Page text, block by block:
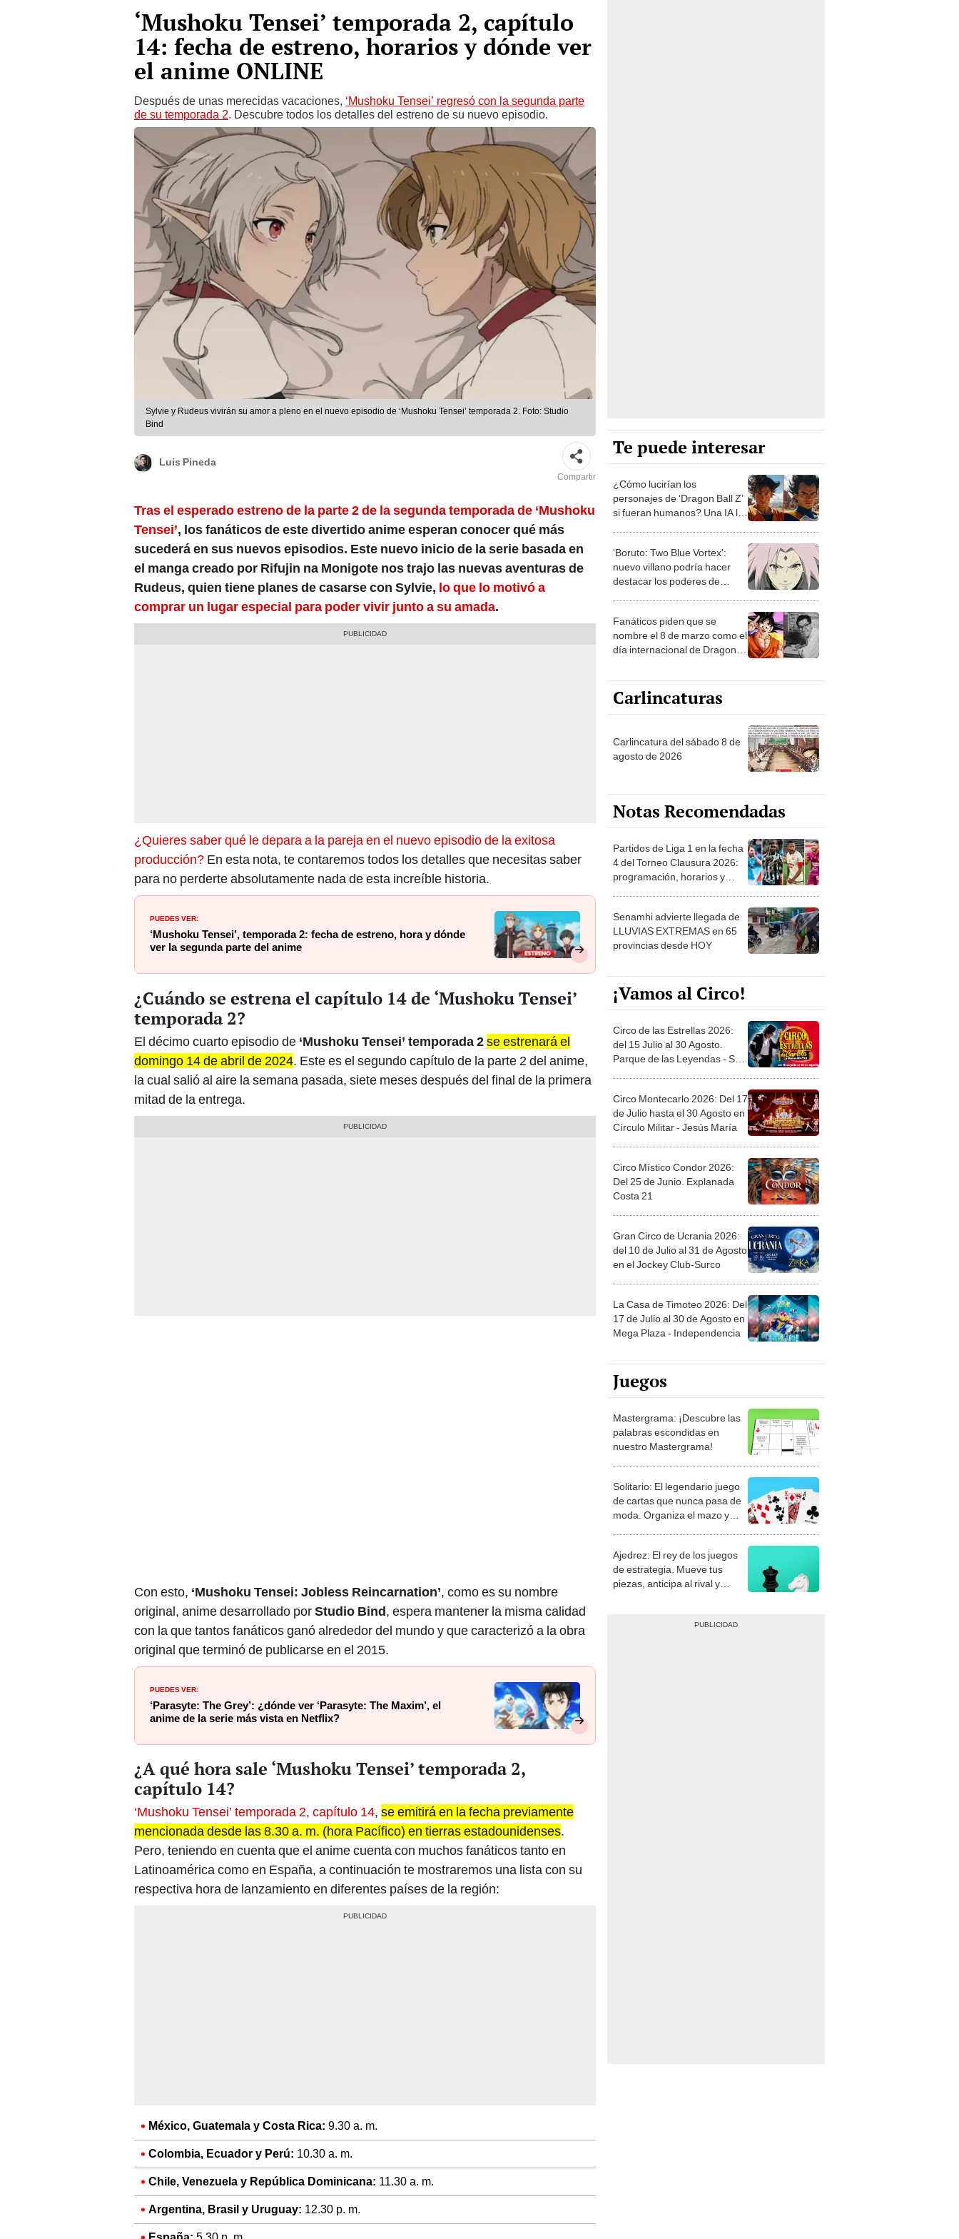
‘Mushoku Tensei’ temporada 2, capítulo
14: fecha de estreno, horarios y dónde ver
el anime ONLINE
Después de unas merecidas vacaciones, ‘Mushoku Tensei’ regresó con la segunda parte
de su temporada 2. Descubre todos los detalles del estreno de su nuevo episodio.
Sylvie y Rudeus vivirán su amor a pleno en el nuevo episodio de ‘Mushoku Tensei’ temporada 2. Foto: Studio
Bind
Luis Pineda
Compartir
Tras el esperado estreno de la parte 2 de la segunda temporada de ‘Mushoku
Tensei’, los fanáticos de este divertido anime esperan conocer qué más
sucederá en sus nuevos episodios. Este nuevo inicio de la serie basada en
el manga creado por Rifujin na Monigote nos trajo las nuevas aventuras de
Rudeus, quien tiene planes de casarse con Sylvie, lo que lo motivó a
comprar un lugar especial para poder vivir junto a su amada.
¿Quieres saber qué le depara a la pareja en el nuevo episodio de la exitosa
producción? En esta nota, te contaremos todos los detalles que necesitas saber
para no perderte absolutamente nada de esta increíble historia.
PUEDES VER:
‘Mushoku Tensei’, temporada 2: fecha de estreno, hora y dónde
ver la segunda parte del anime
¿Cuándo se estrena el capítulo 14 de ‘Mushoku Tensei’
temporada 2?
El décimo cuarto episodio de ‘Mushoku Tensei’ temporada 2se estrenará el
domingo 14 de abril de 2024. Este es el segundo capítulo de la parte 2 del anime,
la cual salió al aire la semana pasada, siete meses después del final de la primera
mitad de la entrega.
Con esto, ‘Mushoku Tensei: Jobless Reincarnation’, como es su nombre
original, anime desarrollado porStudio Bind, espera mantener la misma calidad
con la que tantos fanáticos ganó alrededor del mundo y que caracterizó a la obra
original que terminó de publicarse en el 2015.
PUEDES VER:
‘Parasyte: The Grey’: ¿dónde ver ‘Parasyte: The Maxim’, el
anime de la serie más vista en Netflix?
¿A qué hora sale ‘Mushoku Tensei’ temporada 2,
capítulo 14?
‘Mushoku Tensei’ temporada 2, capítulo 14, se emitirá en la fecha previamente
mencionada desde las 8.30 a. m. (hora Pacífico) en tierras estadounidenses.
Pero, teniendo en cuenta que el anime cuenta con muchos fanáticos tanto en
Latinoamérica como en España, a continuación te mostraremos una lista con su
respectiva hora de lanzamiento en diferentes países de la región:
México, Guatemala y Costa Rica: 9.30 a. m.
Colombia, Ecuador y Perú: 10.30 a. m.
Chile, Venezuela y República Dominicana: 11.30 a. m.
Argentina, Brasil y Uruguay: 12.30 p. m.
Te puede interesar
¿Cómo lucirían los
personajes de ‘Dragon Ball Z’
si fueran humanos? Una IA lo
'Boruto: Two Blue Vortex':
nuevo villano podría hacer
destacar los poderes de
Fanáticos piden que se
nombre el 8 de marzo como el
día internacional de Dragon
Carlincaturas
Carlincatura del sábado 8 de
agosto de 2026
Notas Recomendadas
Partidos de Liga 1 en la fecha
4 del Torneo Clausura 2026:
programación, horarios y
Senamhi advierte llegada de
LLUVIAS EXTREMAS en 65
provincias desde HOY
¡Vamos al Circo!
Circo de las Estrellas 2026:
del 15 Julio al 30 Agosto.
Parque de las Leyendas - San
Circo Montecarlo 2026: Del 17
de Julio hasta el 30 Agosto en
Círculo Militar - Jesús María
Circo Místico Condor 2026:
Del 25 de Junio. Explanada
Costa 21
Gran Circo de Ucrania 2026:
del 10 de Julio al 31 de Agosto
en el Jockey Club-Surco
La Casa de Timoteo 2026: Del
17 de Julio al 30 de Agosto en
Mega Plaza - Independencia
Juegos
Mastergrama: ¡Descubre las
palabras escondidas en
nuestro Mastergrama!
Solitario: El legendario juego
de cartas que nunca pasa de
moda. Organiza el mazo y
Ajedrez: El rey de los juegos
de estrategia. Mueve tus
piezas, anticipa al rival y